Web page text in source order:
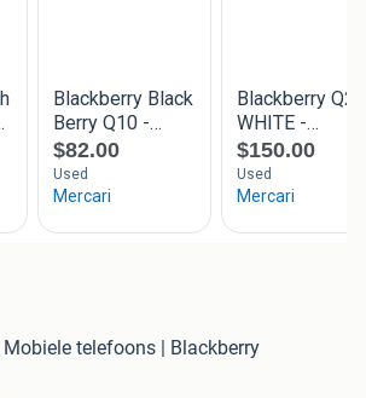
telefoons | Blackberry